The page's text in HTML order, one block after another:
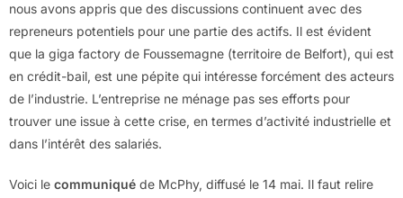
nous avons appris que des discussions continuent avec des
repreneurs potentiels pour une partie des actifs. Il est évident
que la giga factory de Foussemagne (territoire de Belfort), qui est
en crédit-bail, est une pépite qui intéresse forcément des acteurs
de l’industrie. L’entreprise ne ménage pas ses efforts pour
trouver une issue à cette crise, en termes d’activité industrielle et
dans l’intérêt des salariés.
Voici le communiqué de McPhy, diffusé le 14 mai. Il faut relire